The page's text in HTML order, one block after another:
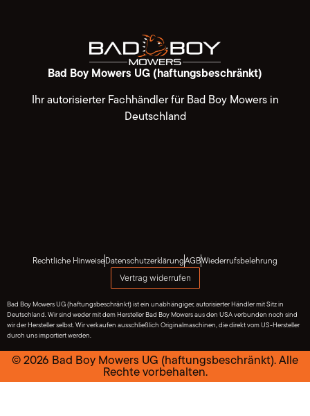
Bad Boy Mowers UG (haftungsbeschränkt)
Ihr autorisierter Fachhändler für Bad Boy Mowers in
Deutschland
Rechtliche HinweiseDatenschutzerklärungAGBWiederrufsbelehrung
Vertrag widerrufen
Bad Boy Mowers UG (haftungsbeschränkt) ist ein unabhängiger, autorisierter Händler mit Sitz in
Deutschland. Wir sind weder mit dem Hersteller Bad Boy Mowers aus den USA verbunden noch sind
wir der Hersteller selbst. Wir verkaufen ausschließlich Originalmaschinen, die direkt vom US-Hersteller
durch uns importiert werden.
© 2026 Bad Boy Mowers UG (haftungsbeschränkt). Alle
Rechte vorbehalten.